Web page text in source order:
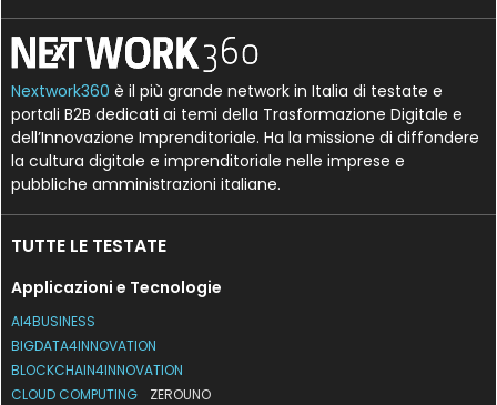
Nextwork360 è il più grande network in Italia di testate e
portali B2B dedicati ai temi della Trasformazione Digitale e
dell’Innovazione Imprenditoriale. Ha la missione di diffondere
la cultura digitale e imprenditoriale nelle imprese e
pubbliche amministrazioni italiane.
TUTTE LE TESTATE
Applicazioni e Tecnologie
AI4BUSINESS
BIGDATA4INNOVATION
BLOCKCHAIN4INNOVATION
CLOUD COMPUTING
ZEROUNO